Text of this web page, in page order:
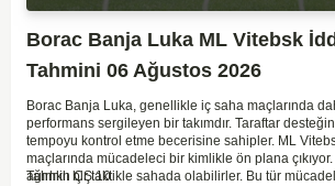
Borac Banja Luka ML Vitebsk
Tahmini 06 Ağustos 2026
Borac Banja Luka, genellikle iç saha maçlarında
performans sergileyen bir takımdır. Taraftar
tempoyu kontrol etme becerisine sahipler. ML
maçlarında mücadeleci bir kimlikle ön plana
ağırlıklı bir taktikle sahada olabilirler. Bu tür
Tahmin ÇŞ 10